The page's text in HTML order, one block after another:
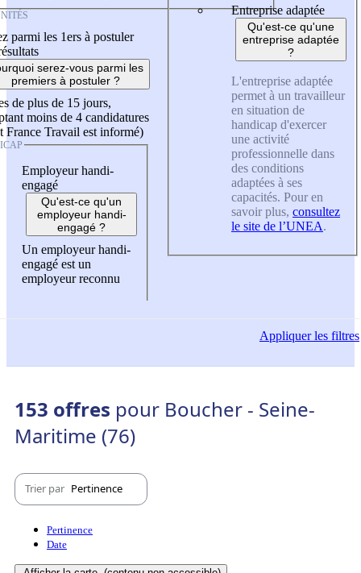
parmi les 1ers à postuler
serez-vous parmi les
premiers à postuler ?
de plus de 15 jours,
moins de 4 candidatures
France Travail est informé)
Employeur handi-
engagé
Qu'est-ce qu'un
employeur handi-
engagé ?
Un employeur handi-
engagé est un
employeur reconnu
Entreprise adaptée
Qu'est-ce qu'une
entreprise adaptée
?
L'entreprise adaptée
permet à un travailleur
en situation de
handicap d'exercer
une activité
professionnelle dans
des conditions
adaptées à ses
capacités. Pour en
savoir plus, consultez
le site de l’UNEA.
Appliquerles filtres
153 offres pour Boucher - Seine-
Maritime (76)
Trier par Pertinence
Pertinence
Date